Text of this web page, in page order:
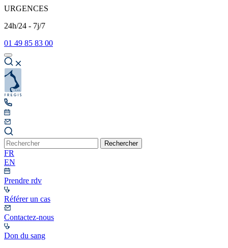
URGENCES
24h/24 - 7j/7
01 49 85 83 00
Rechercher
FR
EN
Prendre rdv
Référer un cas
Contactez-nous
Don du sang